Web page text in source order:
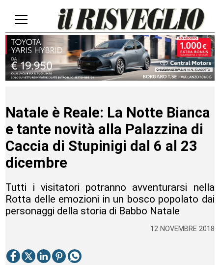
12 NOVEMBRE 2018
Natale è Reale: La Notte Bianca
e tante novità alla Palazzina di
Caccia di Stupinigi dal 6 al 23
dicembre
Tutti i visitatori potranno avventurarsi nella
Rotta delle emozioni in un bosco popolato dai
personaggi della storia di Babbo Natale